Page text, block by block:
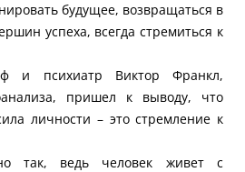
будущее, возвращаться в
успеха, всегда стремиться к
и психиатр Виктор Франкл,
пришел к выводу, что
личности – это стремление к
так, ведь человек живет с